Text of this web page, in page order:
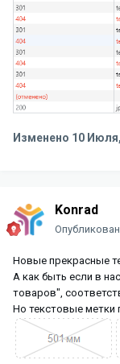
Изменено 10
Konrad
Новые прекрасные
А как быть если в
товаров",
Но текстовые метки